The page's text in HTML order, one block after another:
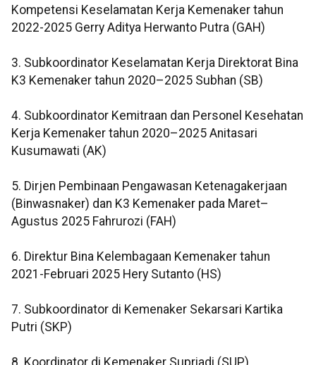
Kompetensi Keselamatan Kerja Kemenaker tahun
2022-2025 Gerry Aditya Herwanto Putra (GAH)
3. Subkoordinator Keselamatan Kerja Direktorat Bina
K3 Kemenaker tahun 2020–2025 Subhan (SB)
4. Subkoordinator Kemitraan dan Personel Kesehatan
Kerja Kemenaker tahun 2020–2025 Anitasari
Kusumawati (AK)
5. Dirjen Pembinaan Pengawasan Ketenagakerjaan
(Binwasnaker) dan K3 Kemenaker pada Maret–
Agustus 2025 Fahrurozi (FAH)
6. Direktur Bina Kelembagaan Kemenaker tahun
2021-Februari 2025 Hery Sutanto (HS)
7. Subkoordinator di Kemenaker Sekarsari Kartika
Putri (SKP)
8. Koordinator di Kemenaker Supriadi (SUP)